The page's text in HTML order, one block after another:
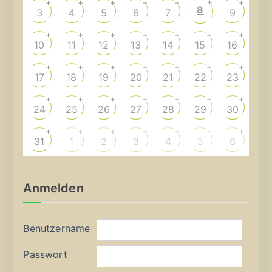
3
+
4
+
5
+
6
+
7
+
8 9
+
10
+
11
+
12
+
13
+
14
+
15
+
16
+
17
+
18
+
19
+
20
+
21
+
22
+
23
+
24
+
25
+
26
+
27
+
28
+
29
+
30
+
31
+
1
+
2
+
3
+
4
+
5
+
6
+
Anmelden
Benutzername
Passwort